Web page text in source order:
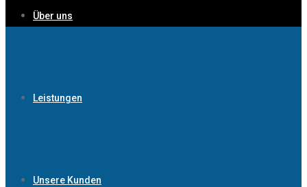
Über uns
Leistungen
Unsere Kunden